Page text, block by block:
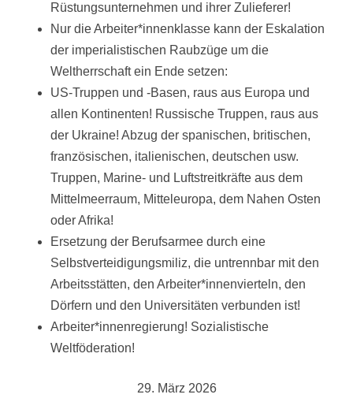
Rüstungsunternehmen und ihrer Zulieferer!
Nur die Arbeiter*innenklasse kann der Eskalation
der imperialistischen Raubzüge um die
Weltherrschaft ein Ende setzen:
US-Truppen und -Basen, raus aus Europa und
allen Kontinenten! Russische Truppen, raus aus
der Ukraine! Abzug der spanischen, britischen,
französischen, italienischen, deutschen usw.
Truppen, Marine- und Luftstreitkräfte aus dem
Mittelmeerraum, Mitteleuropa, dem Nahen Osten
oder Afrika!
Ersetzung der Berufsarmee durch eine
Selbstverteidigungsmiliz, die untrennbar mit den
Arbeitsstätten, den Arbeiter*innenvierteln, den
Dörfern und den Universitäten verbunden ist!
Arbeiter*innenregierung! Sozialistische
Weltföderation!
29. März 2026